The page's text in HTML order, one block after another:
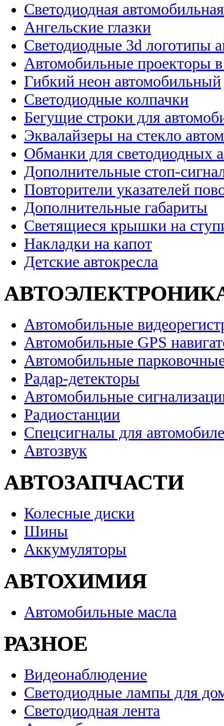
Светодиодная
Ангельские глазки
Светодиодные 3d логотипы
Автомобильные проекторы
Гибкий неон автомобильный
Светодиодные колпачки
Бегущие строки для
Эквалайзеры на стекло
Обманки для светодиодных
Дополнительные стоп-
Повторители указателей
Дополнительные габариты
Светящиеся крышки на
Накладки на капот
Детские автокресла
Автомобильные
Автомобильные GPS
Автомобильные
Радар-детекторы
Автомобильные
Радиостанции
Спецсигналы для
Автозвук
АВТОЗАПЧАСТИ
Колесные диски
Шины
Аккумуляторы
АВТОХИМИЯ
Автомобильные масла
РАЗНОЕ
Видеонаблюдение
Светодиодные лампы для
Светодиодная лента